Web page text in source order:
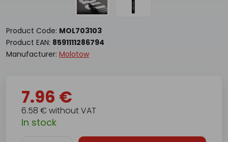
Product Code: MOL703103
Product EAN: 8591111286794
Manufacturer: Molotow
7.96 €
6.58 € without VAT
In stock